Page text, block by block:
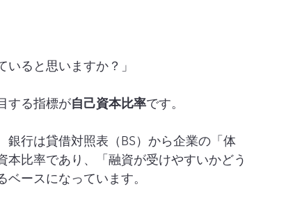
いると思いますか？」
する指標が自己資本比率です。
行は貸借対照表（BS）から企業の「体
比率であり、「融資が受けやすいかどう
ースになっています。